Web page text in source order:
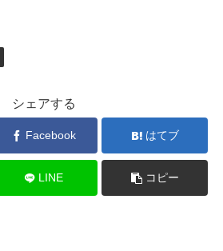
シェアする
Facebook はてブ
LINE コピー